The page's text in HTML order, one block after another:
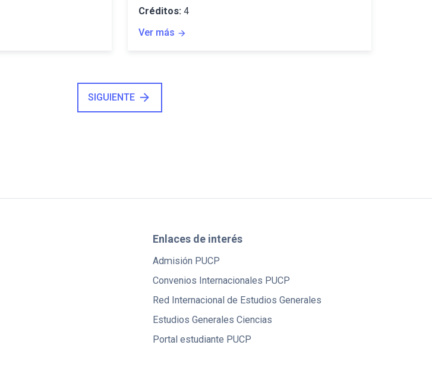
Créditos:4
Ver más arrow_forward
SIGUIENTE arrow_forward
Enlaces de interés
Admisión PUCP
Convenios Internacionales PUCP
Red Internacional de Estudios Generales
Estudios Generales Ciencias
Portal estudiante PUCP